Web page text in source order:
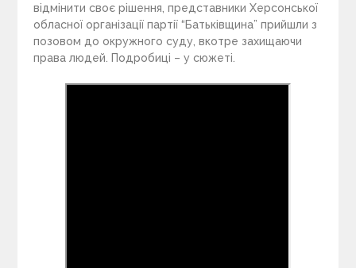
відмінити своє рішення, представники Херсонської
обласної організації партії “Батьківщина” прийшли з
позовом до окружного суду, вкотре захищаючи
права людей. Подробиці – у сюжеті.